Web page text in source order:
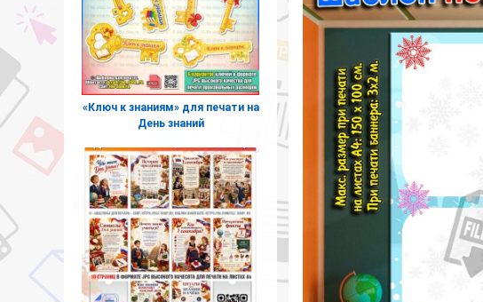
«Ключ к знаниям» для печати на
День знаний